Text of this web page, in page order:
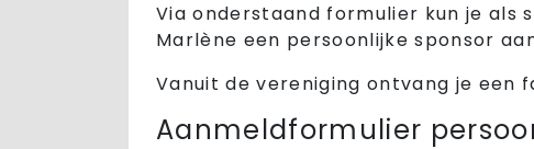
Via onderstaand formulier kun je als
Marlène een persoonlijke sponsor
Vanuit de vereniging ontvang je een
Aanmeldformulier